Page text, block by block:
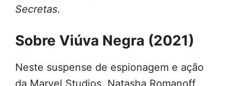
Secretas.
Sobre Viúva Negra (2021)
Neste suspense de espionagem e ação
da Marvel Studios, Natasha Romanoff,